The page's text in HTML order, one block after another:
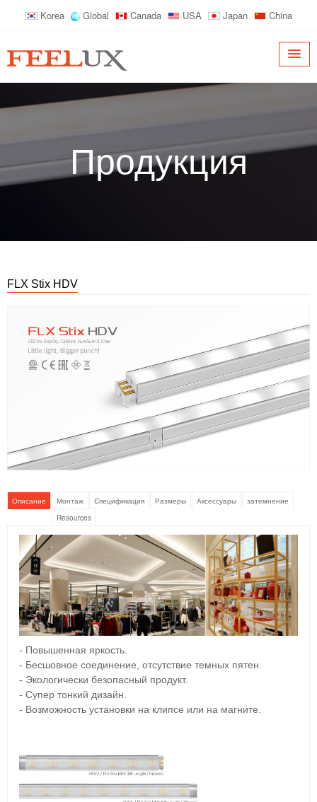
Korea Global Canada USA Japan China
Продукция
FLX Stix HDV
Описание Монтаж Спецификация Размеры Аксессуары
затемнение
Resources
- Повышенная яркость.
- Бесшовное соединение, отсутствие темных пятен.
- Экологически безопасный продукт.
- Супер тонкий дизайн.
- Возможность установки на клипсе или на магните.